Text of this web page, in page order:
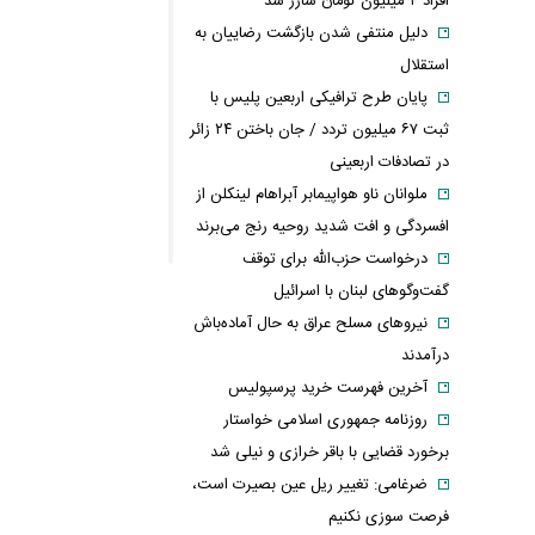
دلیل منتفی شدن بازگشت رضاییان به
استقلال
پایان طرح ترافیکی اربعین پلیس با
ثبت ۶۷ میلیون تردد / جان باختن ۲۴ زائر
در تصادفات اربعینی
ملوانان ناو هواپیمابر آبراهام لینکلن از
افسردگی و افت شدید روحیه رنج می‌برند
درخواست حزب‌الله برای توقف
گفت‌وگوهای لبنان با اسرائیل
نیروهای مسلح عراق به حال آماده‌باش
درآمدند
آخرین فهرست خرید پرسپولیس
روزنامه جمهوری اسلامی خواستار
برخورد قضایی با باقر خرازی و نیلی شد
ضرغامی: تغییر ریل عین بصیرت است،
فرصت سوزی نکنیم